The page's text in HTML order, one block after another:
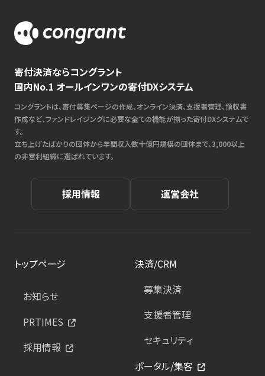
寄付決済ならコングラント
国内No.1 オールインワンの寄付DXシステム
コングラントは、寄付募集ページの作成、オンライン決済、支援者管理、領収書
作成など、ファンドレイジングに必要な全ての機能が揃った寄付DXシステムで
す。
立ち上げたばかりの団体から年間収入数十億円規模の団体まで、3,000以上
の非営利組織に選ばれています。
採用情報 運営会社
トップページ
お知らせ
PRTIMES
採用情報
決済/CRM
募集決済
支援者管理
セキュリティ
ポータル/集客